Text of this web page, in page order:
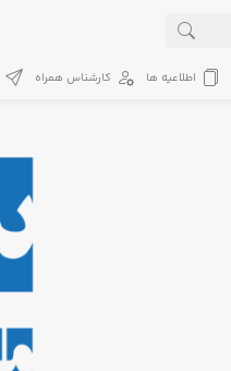
اطلاعیه ها کارشناس همراه